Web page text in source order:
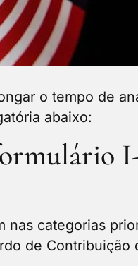
o tempo de
abaixo:
nas categorias
de Contribuição